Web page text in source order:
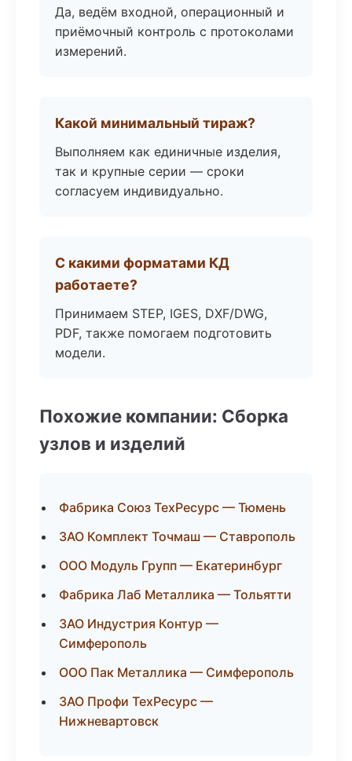
Да, ведём входной, операционный и
приёмочный контроль с протоколами
измерений.
Какой минимальный тираж?
Выполняем как единичные изделия,
так и крупные серии — сроки
согласуем индивидуально.
С какими форматами КД
работаете?
Принимаем STEP, IGES, DXF/DWG,
PDF, также помогаем подготовить
модели.
Похожие компании: Сборка
узлов и изделий
Фабрика Союз ТехРесурс — Тюмень
ЗАО Комплект Точмаш — Ставрополь
ООО Модуль Групп — Екатеринбург
Фабрика Лаб Металлика — Тольятти
ЗАО Индустрия Контур —
Симферополь
ООО Пак Металлика — Симферополь
ЗАО Профи ТехРесурс —
Нижневартовск